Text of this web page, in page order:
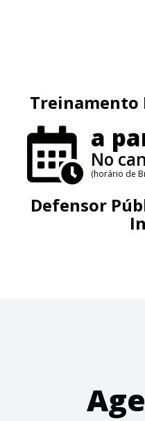
Treinamento
a
No
(horário de
Defensor